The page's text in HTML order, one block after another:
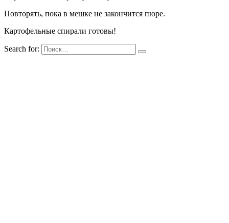
Повторять, пока в мешке не закончится пюре.
Картофельные спирали готовы!
Search for: